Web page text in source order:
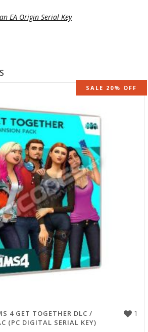
EA Origin Serial Key
SALE 20% OFF
1
4 GET TOGETHER DLC /
(PC DIGITAL SERIAL KEY)